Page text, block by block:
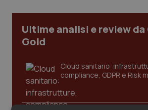
Lombardia
Marche
Molise
Dolore
Donna & Salute
Epatiti
Ultime analisi e review da
Gold
Cloud sanitario:
compliance, GDPR e Risk